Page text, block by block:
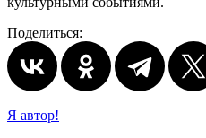
Поделиться:
Я автор!